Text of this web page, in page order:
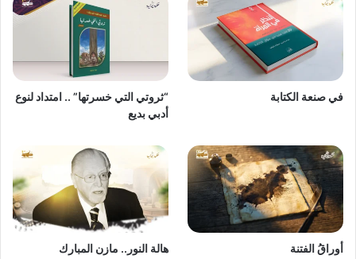
في صنعة الكتابة
“ثروتي التي خسرتها” .. امتداد لنوع
أدبي بديع
أوراقُ الفتنة هالة النور.. مازن المبارك